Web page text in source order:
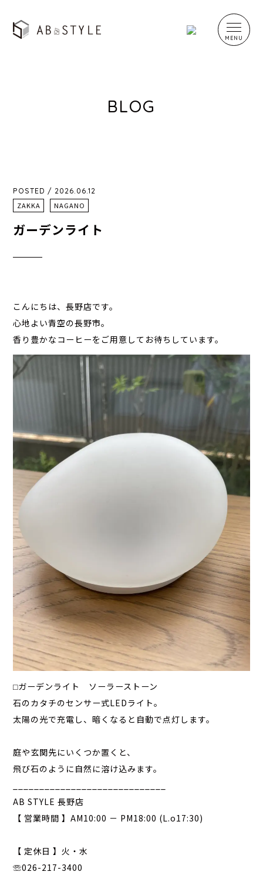
BLOG
POSTED / 2026.06.12
ZAKKA NAGANO
ガーデンライト
こんにちは、長野店です。
心地よい青空の長野市。
香り豊かなコーヒーをご用意してお待ちしています。
⬜︎ガーデンライト ソーラーストーン
石のカタチのセンサー式LEDライト。
太陽の光で充電し、暗くなると自動で点灯します。
庭や玄関先にいくつか置くと、
飛び石のように自然に溶け込みます。
AB STYLE 長野店
【 営業時間 】AM10:00 － PM18:00 (L.o17:30)
【 定休日 】火・水
☏026-217-3400